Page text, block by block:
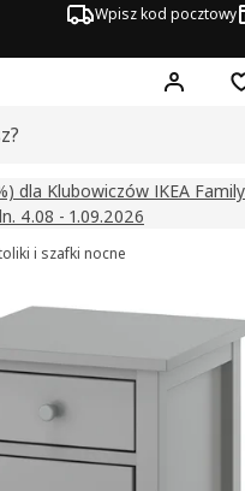
Wpisz kod pocztowy
Hej!
dla Klubowiczów IKEA
4.08 - 1.09.2026
i szafki nocne